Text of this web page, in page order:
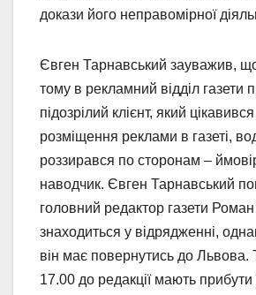
докази його неправомірної
Євген Тарнавський зауважив, що
тому в рекламний відділ газети
підозрілий клієнт, який
розміщення реклами в газеті,
роззирався по сторонам –
наводчик. Євген Тарнавський
головний редактор газети
знаходиться у відрядженні,
він має повернутись до Львова.
17.00 до редакції мають прибути